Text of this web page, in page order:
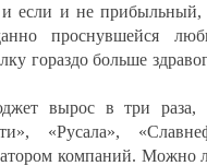
и если и не
проснувшейся
гораздо больше
вырос в три
«Русала»,
компаний. Можно